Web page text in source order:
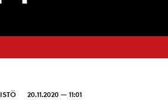
20.11.2020 — 11:01